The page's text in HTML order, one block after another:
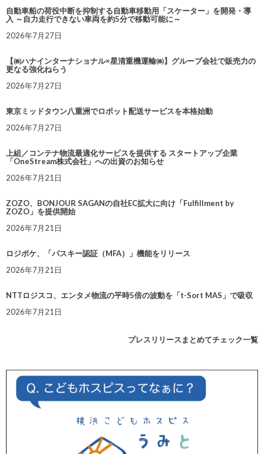
自動車船の荷役中断を抑制する自動車移動用「スケーター」を開発・導
入 ～自力走行できない車両を約5分で移動可能に～
2026年7月27日
【㈱ハナインターナショナル×星清重機運輸㈱】グループ会社で販売力の
更なる強化ねらう
2026年7月27日
東京ミッドタウン八重洲でロボット配送サービスを本格始動
2026年7月27日
上組／コンテナ物流最適化サービスを提供する スタートアップ企業
「OneStream株式会社」への出資のお知らせ
2026年7月21日
ZOZO、BONJOUR SAGANの自社EC拡大に向け「Fulfillment by
ZOZO」を提供開始
2026年7月21日
ロジポケ、「パスキー認証（MFA）」機能をリリース
2026年7月21日
NTTロジスコ、エンタメ物流の平時5倍の波動を「t-Sort MAS」で吸収
2026年7月21日
プレスリリースまとめてチェック一覧